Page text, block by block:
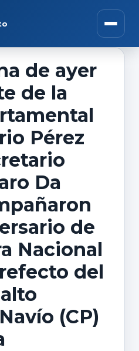
Abrir
de ayer
de la
Pérez
Da
de
Nacional
del
(CP)